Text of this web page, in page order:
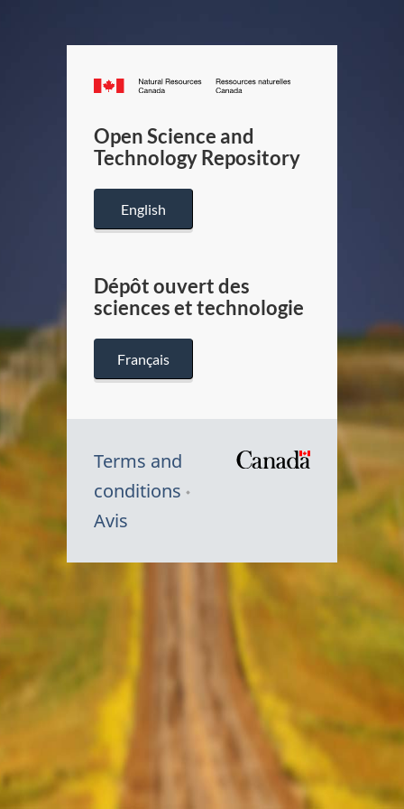
Canada.ca
/
Canada
Open Science and
Technology Repository
English
Dépôt ouvert des
sciences et technologie
Français
Terms and
conditions
Avis
Symbole
Canada